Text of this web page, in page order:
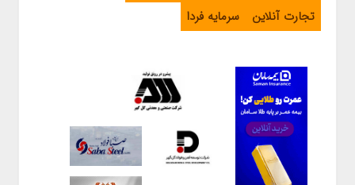
تجارت آنلاین
سرمایه فردا